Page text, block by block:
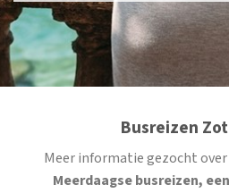
Busreizen
Meer informatie gezocht over
Meerdaagse busreizen,